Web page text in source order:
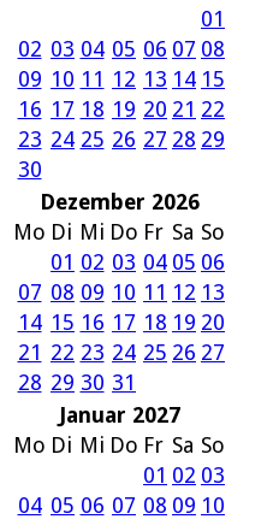
01
02 03 04 05 06 07 08
09 10 11 12 13 14 15
16 17 18 19 20 21 22
23 24 25 26 27 28 29
30
Dezember 2026
Mo Di Mi Do Fr Sa So
01 02 03 04 05 06
07 08 09 10 11 12 13
14 15 16 17 18 19 20
21 22 23 24 25 26 27
28 29 30 31
Januar 2027
Mo Di Mi Do Fr Sa So
01 02 03
04 05 06 07 08 09 10